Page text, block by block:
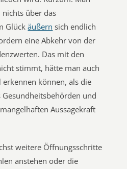
über das
Glückäußern sich endlich
eine Abkehr von der
Das mit den
stimmt, hätte man auch
erkennen können, als die
und
Aussagekraft
weitere Öffnungsschritte
anstehen oder die